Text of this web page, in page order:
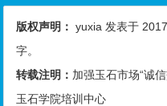
版权声明： yuxia 发表于
字。
转载注明： 加强玉石市场“诚
玉石学院培训中心